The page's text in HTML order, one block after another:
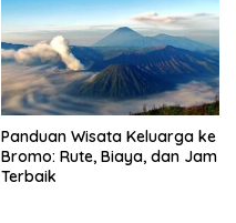
Panduan Wisata Keluarga ke
Bromo: Rute, Biaya, dan Jam
Terbaik